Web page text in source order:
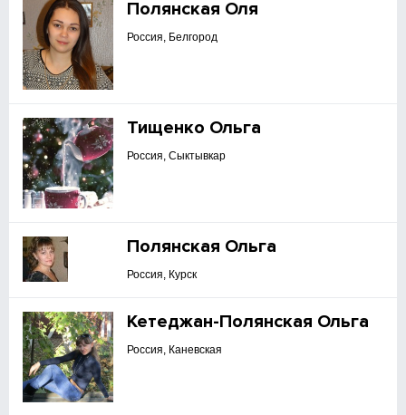
Полянская Оля
Россия, Белгород
Тищенко Ольга
Россия, Сыктывкар
Полянская Ольга
Россия, Курск
Кетеджан-Полянская Ольга
Россия, Каневская